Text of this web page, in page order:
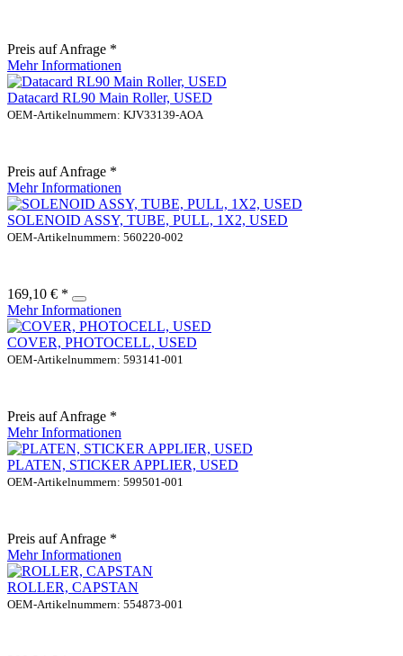
Preis auf Anfrage *
Mehr Informationen
Datacard RL90 Main Roller, USED
OEM-Artikelnummern: KJV33139-AOA
Preis auf Anfrage *
Mehr Informationen
SOLENOID ASSY, TUBE, PULL, 1X2, USED
OEM-Artikelnummern: 560220-002
169,10 € *
Mehr Informationen
COVER, PHOTOCELL, USED
OEM-Artikelnummern: 593141-001
Preis auf Anfrage *
Mehr Informationen
PLATEN, STICKER APPLIER, USED
OEM-Artikelnummern: 599501-001
Preis auf Anfrage *
Mehr Informationen
ROLLER, CAPSTAN
OEM-Artikelnummern: 554873-001